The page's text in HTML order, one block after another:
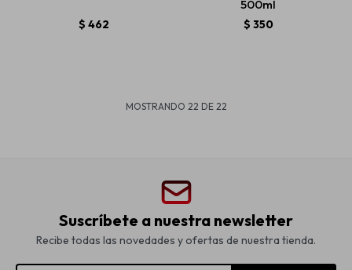
$ 462
500ml
$ 350
MOSTRANDO 22 DE 22
Suscríbete a nuestra newsletter
Recibe todas las novedades y ofertas de nuestra tienda.